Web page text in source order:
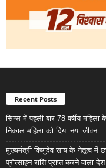
Recent Posts
सिम्स में पहली बार 78 वर्षीय
निकाल महिला को दिया नया जीवन….
मुख्यमंत्री विष्णुदेव साय के नेतृत्व में
प्रोत्साहन राशि प्राप्त करने वाला